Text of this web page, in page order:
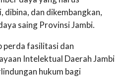
dan dikembangkan,
saing Provinsi Jambi.
perda fasilitasi dan
Intelektual Daerah Jambi
hukum bagi